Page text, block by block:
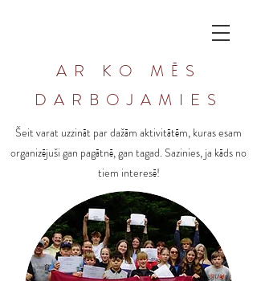
AR KO MĒS
DARBOJAMIES
Šeit varat uzzināt par dažām aktivitātēm, kuras esam
organizējuši gan pagātnē, gan tagad. Sazinies, ja kāds no
tiem interesē!